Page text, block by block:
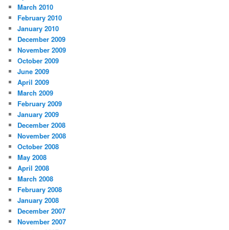
March 2010
February 2010
January 2010
December 2009
November 2009
October 2009
June 2009
April 2009
March 2009
February 2009
January 2009
December 2008
November 2008
October 2008
May 2008
April 2008
March 2008
February 2008
January 2008
December 2007
November 2007